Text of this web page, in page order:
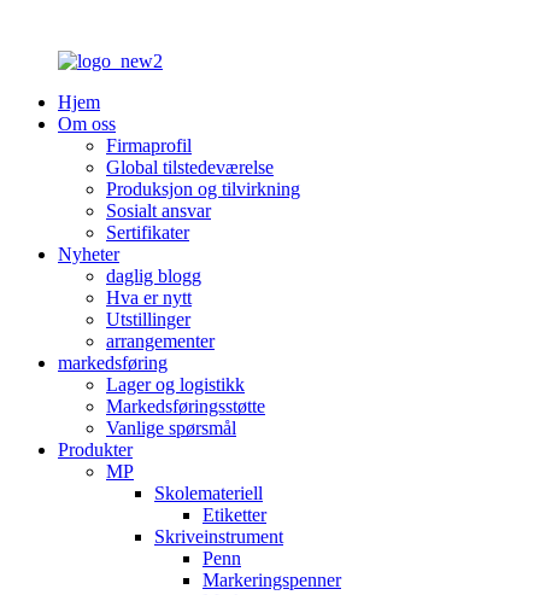
Hjem
Om oss
Firmaprofil
Global tilstedeværelse
Produksjon og tilvirkning
Sosialt ansvar
Sertifikater
Nyheter
daglig blogg
Hva er nytt
Utstillinger
arrangementer
markedsføring
Lager og logistikk
Markedsføringsstøtte
Vanlige spørsmål
Produkter
MP
Skolemateriell
Etiketter
Skriveinstrument
Penn
Markeringspenner